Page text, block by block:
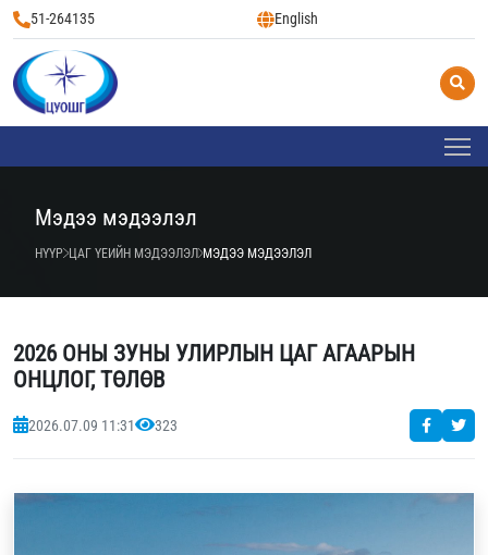
51-264135 English
Мэдээ мэдээлэл
НҮҮР ЦАГ ҮЕИЙН МЭДЭЭЛЭЛ МЭДЭЭ МЭДЭЭЛЭЛ
2026 ОНЫ ЗУНЫ УЛИРЛЫН ЦАГ АГААРЫН
ОНЦЛОГ, ТӨЛӨВ
2026.07.09 11:31 323